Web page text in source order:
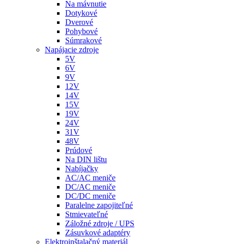
Na mávnutie
Dotykové
Dverové
Pohybové
Súmrakové
Napájacie zdroje
5V
6V
9V
12V
14V
15V
19V
24V
31V
48V
Prúdové
Na DIN lištu
Nabíjačky
AC/AC meniče
DC/AC meniče
DC/DC meniče
Paralelne zapojiteľné
Stmievateľné
Záložné zdroje / UPS
Zásuvkové adaptéry
Elektroinštalačný materiál